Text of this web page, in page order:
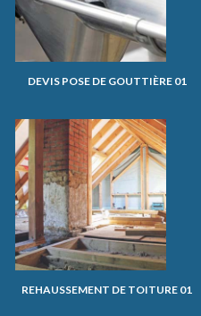
DEVIS POSE DE GOUTTIÈRE 01
REHAUSSEMENT DE TOITURE 01